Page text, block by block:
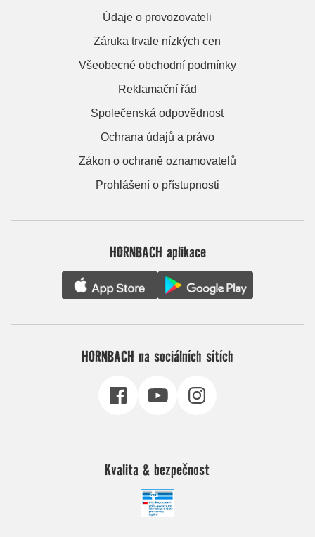
Údaje o provozovateli
Záruka trvale nízkých cen
Všeobecné obchodní podmínky
Reklamační řád
Společenská odpovědnost
Ochrana údajů a právo
Zákon o ochraně oznamovatelů
Prohlášení o přístupnosti
HORNBACH aplikace
HORNBACH na sociálních sítích
Kvalita & bezpečnost